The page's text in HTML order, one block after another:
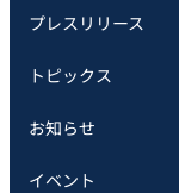
プレスリリース
トピックス
お知らせ
イベント